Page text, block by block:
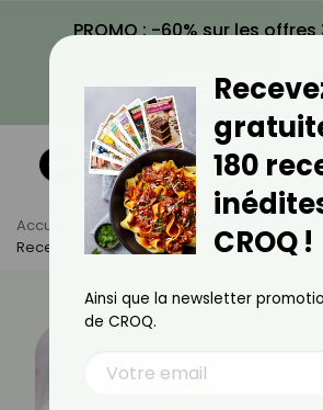
PROMO : -60% sur les
VOIR LA
Accueil Actus
Recettes
Recette De Blanquette De Cabillaud⁣
180
CROQ !
Ainsi que la newsletter
de CROQ.